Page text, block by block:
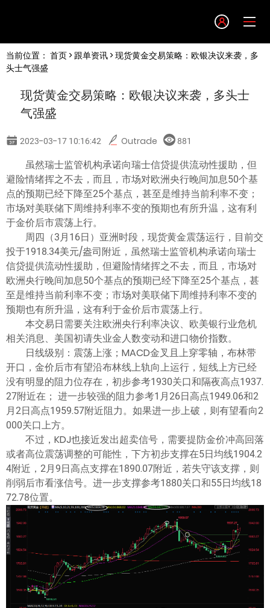
English
简体中文
한글
日本語
Tiếng việt
ไทย
当前位置： 首页> 跟单资讯> 现货黄金交易策略：欧银决议来袭，多
头士气强盛
现货黄金交易策略：欧银决议来袭，多头士
气强盛
2023-03-17 10:16:42 Outrade 881
虽然瑞士监管机构承诺向瑞士信贷提供流动性援助，但
避险情绪挥之不去，而且，市场对欧洲央行晚间加息50个基
点的预期已经下降至25个基点，甚至是维持当前利率不变；
市场对美联储下周维持利率不变的预期也有所升温，这有利
于金价后市震荡上行。
周四（3月16日）亚洲时段，现货黄金震荡运行，目前交
投于1918.34美元/盎司附近，虽然瑞士监管机构承诺向瑞士
信贷提供流动性援助，但避险情绪挥之不去，而且，市场对
欧洲央行晚间加息50个基点的预期已经下降至25个基点，甚
至是维持当前利率不变；市场对美联储下周维持利率不变的
预期也有所升温，这有利于金价后市震荡上行。
本交易日需要关注欧洲央行利率决议、欧美银行业危机
相关消息、美国初请失业金人数变动和进口物价指数。
日线级别：震荡上涨；MACD金叉且上穿零轴，布林带
开口，金价后市有望沿布林线上轨向上运行，短线上方已经
没有明显的阻力位存在，初步参考1930关口和隔夜高点1937.
27附近在； 进一步较强的阻力参考1月26日高点1949.06和2
月2日高点1959.57附近阻力。如果进一步上破，则有望看向2
000关口上方。
不过，KDJ也接近发出超卖信号，需要提防金价冲高回落
或者高位震荡调整的可能性，下方初步支撑在5日均线1904.2
4附近，2月9日高点支撑在1890.07附近，若失守该支撑，则
削弱后市看涨信号。进一步支撑参考1880关口和55日均线18
72.78位置。